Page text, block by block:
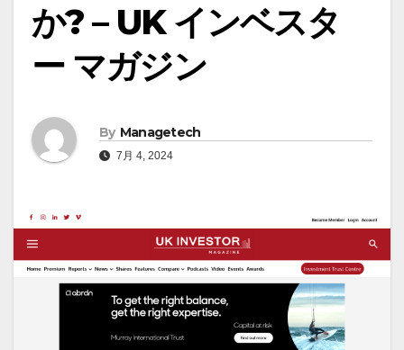
か? – UK インベスタ
ー マガジン
By Managetech
7月 4, 2024